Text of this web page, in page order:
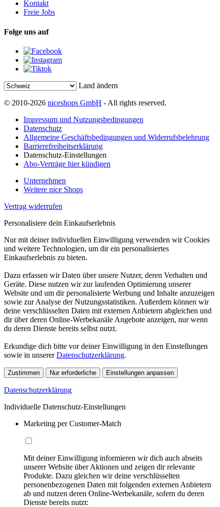
Kontakt
Freie Jobs
Folge uns auf
Land ändern
© 2010-2026 niceshops GmbH - All rights reserved.
Impressum und Nutzungsbedingungen
Datenschutz
Allgemeine Geschäftsbedingungen und Widerrufsbelehrung
Barrierefreiheitserklärung
Datenschutz-Einstellungen
Abo-Verträge hier kündigen
Unternehmen
Weitere nice Shops
Vertrag widerrufen
Personalisiere dein Einkaufserlebnis
Nur mit deiner individuellen Einwilligung verwenden wir Cookies
und weitere Technologien, um dir ein personalisiertes
Einkaufserlebnis zu bieten.
Dazu erfassen wir Daten über unsere Nutzer, deren Verhalten und
Geräte. Diese nutzen wir zur laufenden Optimierung unserer
Website und um dir personalisierte Werbung und Inhalte anzuzeigen
sowie zur Analyse der Nutzungsstatistiken. Außerdem können wir
deine verschlüsselten Daten mit externen Anbietern abgleichen und
dir über deren Online-Werbekanäle Angebote anzeigen, nur wenn
du deren Dienste bereits selbst nutzt.
Erkundige dich bitte vor deiner Einwilligung in den Einstellungen
sowie in unsererDatenschutzerklärung.
Zustimmen Nur erforderliche Einstellungen anpassen
Datenschutzerklärung
Individuelle Datenschutz-Einstellungen
Marketing per Customer-Match
Mit deiner Einwilligung informieren wir dich auch abseits
unserer Website über Aktionen und zeigen dir relevante
Produkte. Dazu gleichen wir deine verschlüsselten
personenbezogenen Daten mit folgenden externen Anbietern
ab und nutzen deren Online-Werbekanäle, sofern du deren
Dienste bereits nutzt: